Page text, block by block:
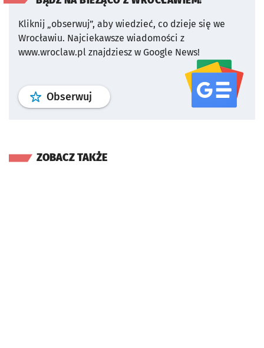
Kliknij „obserwuj”, aby wiedzieć, co dzieje się we
Wrocławiu. Najciekawsze wiadomości z
www.wroclaw.pl znajdziesz w Google News!
Obserwuj profil serwisu
ZOBACZ TAKŻE